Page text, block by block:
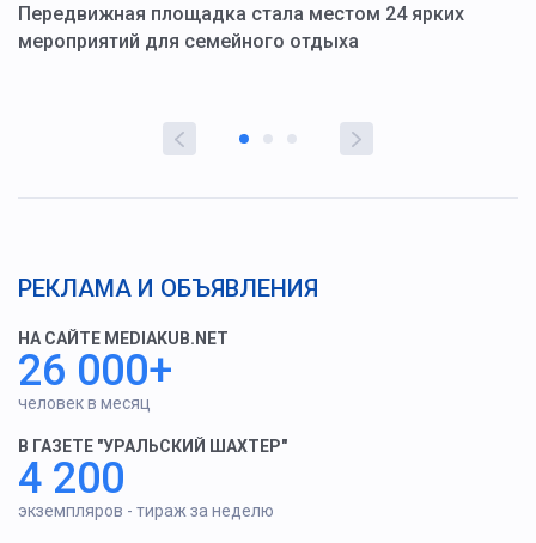
Передвижная площадка стала местом 24 ярких
мероприятий для семейного отдыха
РЕКЛАМА И ОБЪЯВЛЕНИЯ
НА САЙТЕ MEDIAKUB.NET
26 000+
человек в месяц
В ГАЗЕТЕ "УРАЛЬСКИЙ ШАХТЕР"
4 200
экземпляров - тираж за неделю